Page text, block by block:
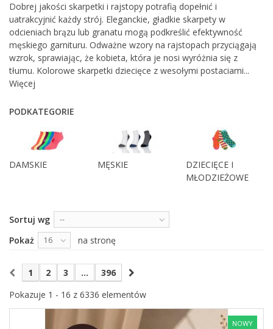
Dobrej jakości skarpetki i rajstopy potrafią dopełnić i
uatrakcyjnić każdy strój. Eleganckie, gładkie skarpety w
odcieniach brązu lub granatu mogą podkreślić efektywność
męskiego garnituru. Odważne wzory na rajstopach przyciągają
wzrok, sprawiając, że kobieta, która je nosi wyróżnia się z
tłumu. Kolorowe skarpetki dziecięce z wesołymi postaciami...
Więcej
PODKATEGORIE
DAMSKIE MĘSKIE
DZIECIĘCE I
MŁODZIEŻOWE
Sortuj wg --
Pokaż 16 na stronę
1 2 3 ...
396
Pokazuje 1 - 16 z 6336 elementów
NOWY